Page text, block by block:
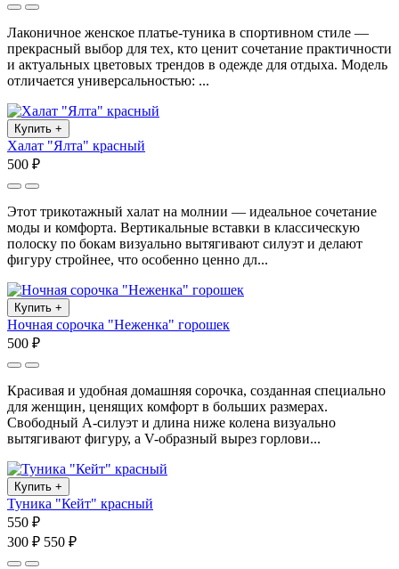
Лаконичное женское платье-туника в спортивном стиле —
прекрасный выбор для тех, кто ценит сочетание практичности
и актуальных цветовых трендов в одежде для отдыха. Модель
отличается универсальностью: ...
Купить +
Халат "Ялта" красный
500 ₽
Этот трикотажный халат на молнии — идеальное сочетание
моды и комфорта. Вертикальные вставки в классическую
полоску по бокам визуально вытягивают силуэт и делают
фигуру стройнее, что особенно ценно дл...
Купить +
Ночная сорочка "Неженка" горошек
500 ₽
Красивая и удобная домашняя сорочка, созданная специально
для женщин, ценящих комфорт в больших размерах.
Свободный А-силуэт и длина ниже колена визуально
вытягивают фигуру, а V-образный вырез горлови...
Купить +
Туника "Кейт" красный
550 ₽
300 ₽ 550 ₽